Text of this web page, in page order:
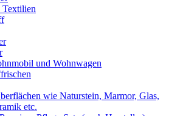
Textilien
und Wohnwagen
wie Naturstein, Marmor, Glas,
etc.